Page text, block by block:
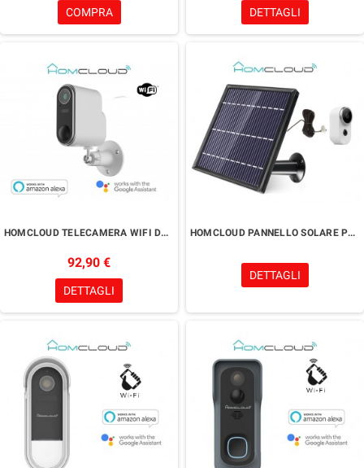
COMPRA DETTAGLI
HOMCLOUD TELECAMERA WIFI DA ESTERNO
92,90 €
DETTAGLI
HOMCLOUD PANNELLO SOLARE PER TELECAMERA
DETTAGLI